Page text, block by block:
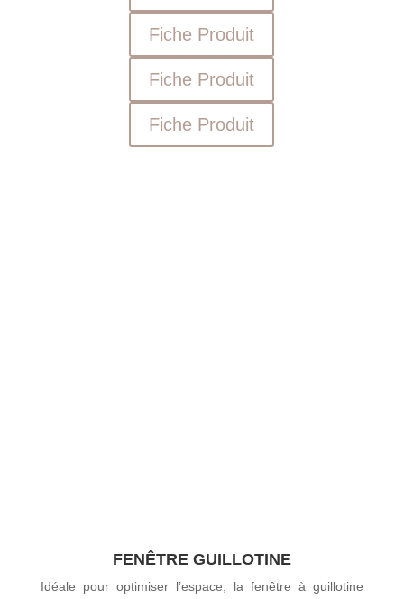
Fiche Produit
Fiche Produit
Fiche Produit
FENÊTRE GUILLOTINE
Idéale pour optimiser l’espace, la fenêtre à guillotine